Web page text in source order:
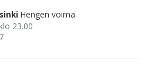
Hengen voima
23.00